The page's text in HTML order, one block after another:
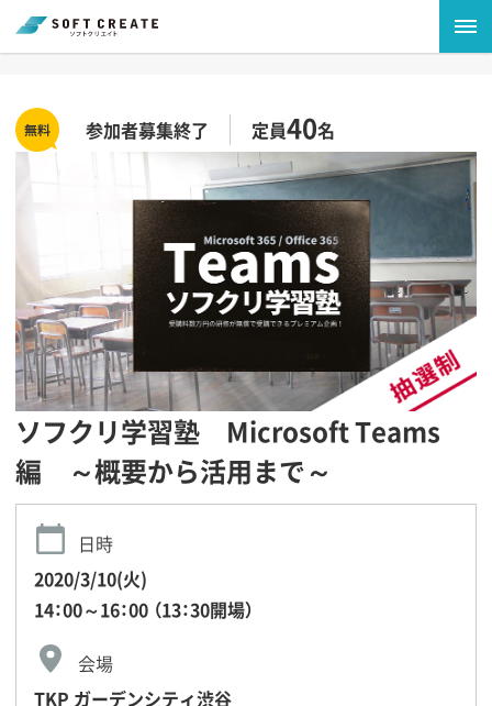
参加者募集終了 定員40名
ソフクリ学習塾 Microsoft Teams
編 ～概要から活用まで～
日時
2020/3/10(火)
14：00～16：00 （13：30開場）
会場
TKP ガーデンシティ渋谷